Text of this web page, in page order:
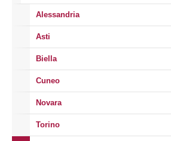
Alessandria
Asti
Biella
Cuneo
Novara
Torino